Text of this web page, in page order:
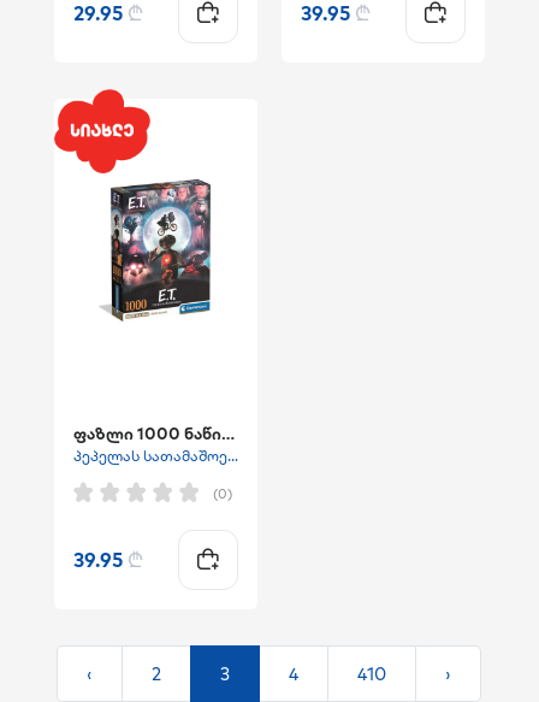
29.95 ₾ 39.95 ₾
ფაზლი 1000 ნაწილიანი MOVIES 2026 -
პეპელას სათამაშოები
(0)
39.95 ₾
‹ 2 3 4 410 ›